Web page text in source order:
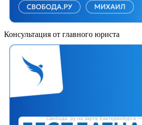
Консультация от главного юриста
Свобода. ру на карте Екатеринбурга